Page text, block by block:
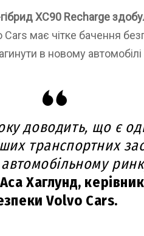
гібрид XC90 Recharge
Cars має чітке бачення
в новому автомобілі
доводить, що є
транспортних
автомобільному
Хаглунд,
Volvo Cars.